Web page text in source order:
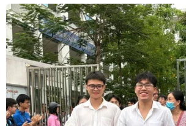
TIN CÙNG CHUYÊN MỤC
Khám phá điểm du lịch nổi
tiếng Mũi Tobizina ở Nga
09/08/2026 16:20